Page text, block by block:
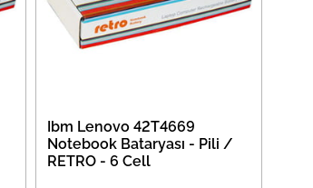
Ibm Lenovo 42T4669
Notebook Bataryası - Pili /
RETRO - 6 Cell